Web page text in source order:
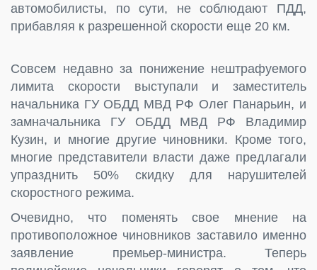
автомобилисты, по сути, не соблюдают ПДД,
прибавляя к разрешенной скорости еще 20 км.
Совсем недавно за понижение нештрафуемого
лимита скорости выступали и заместитель
начальника ГУ ОБДД МВД РФ Олег Панарьин, и
замначальника ГУ ОБДД МВД РФ Владимир
Кузин, и многие другие чиновники. Кроме того,
многие представители власти даже предлагали
упразднить 50% скидку для нарушителей
скоростного режима.
Очевидно, что поменять свое мнение на
противоположное чиновников заставило именно
заявление премьер-министра. Теперь